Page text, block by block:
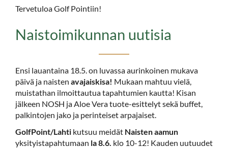
Tervetuloa Golf Pointiin!
Naistoimikunnan uutisia
Ensi lauantaina 18.5. on luvassa aurinkoinen mukava
päivä ja naisten avajaiskisa! Mukaan mahtuu vielä,
muistathan ilmoittautua tapahtumien kautta! Kisan
jälkeen NOSH ja Aloe Vera tuote-esittelyt sekä buffet,
palkintojen jako ja perinteiset arpajaiset.
GolfPoint/Lahti kutsuu meidät Naisten aamun
yksityistapahtumaan la 8.6. klo 10-12! Kauden uutuudet